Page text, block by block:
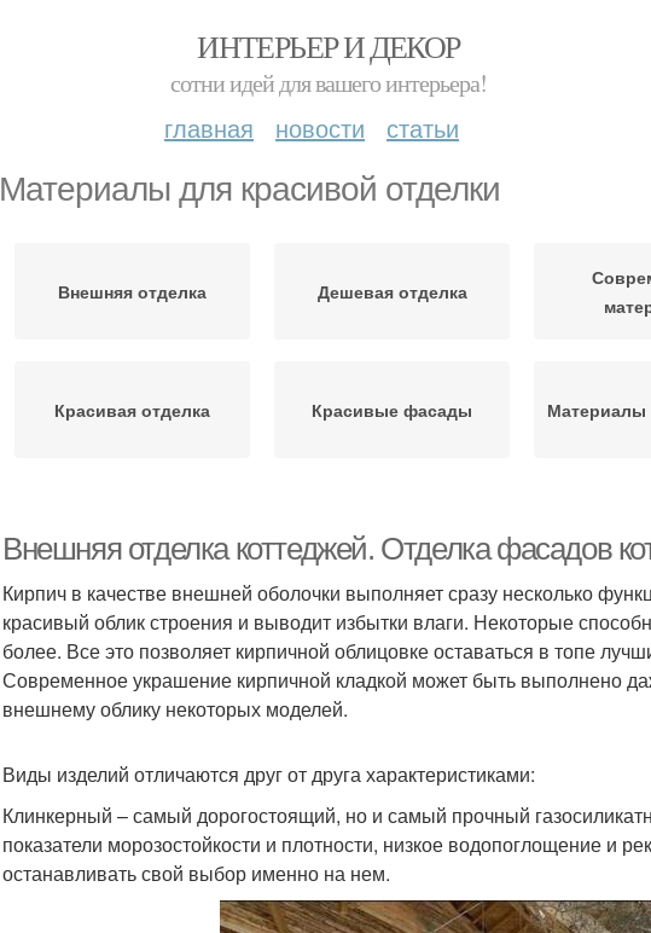
ИНТЕРЬЕР И ДЕКОР
сотни идей для вашего интерьера!
главная новости статьи
Материалы для красивой отделки
Внешняя отделка Дешевая отделка
Красивая отделка Красивые фасады Материалы
Внешняя отделка коттеджей. Отделка фасадов
Кирпич в качестве внешней оболочки выполняет сразу несколько
красивый облик строения и выводит избытки влаги. Некоторые
более. Все это позволяет кирпичной облицовке оставаться в топе
Современное украшение кирпичной кладкой может быть выполнено
внешнему облику некоторых моделей.
Виды изделий отличаются друг от друга характеристиками:
Клинкерный – самый дорогостоящий, но и самый прочный
показатели морозостойкости и плотности, низкое водопоглощение и
останавливать свой выбор именно на нем.